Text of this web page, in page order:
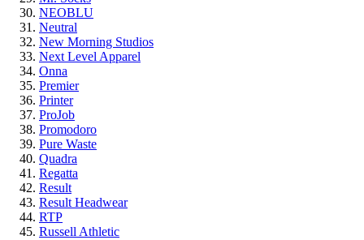
NEOBLU
Neutral
New Morning Studios
Next Level Apparel
Onna
Premier
Printer
ProJob
Promodoro
Pure Waste
Quadra
Regatta
Result
Result Headwear
RTP
Russell Athletic